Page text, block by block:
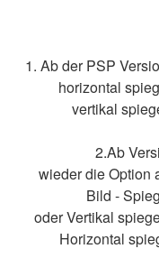
1. Ab der PSP
horizontal
vertikal
2.Ab
wieder die Option
Bild -
oder Vertikal
Horizontal